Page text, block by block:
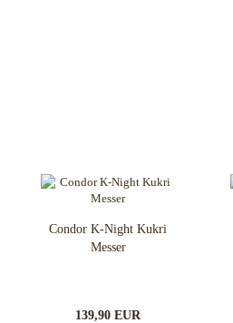
Condor K-Night Kukri
Messer
139,90 EUR